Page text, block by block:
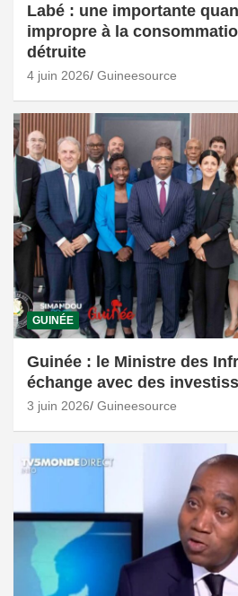
Labé : une importante
impropre à la
détruite
4 juin 2026 Guineesource
GUINÉE
Guinée : le Ministre des
échange avec des
3 juin 2026 Guineesource